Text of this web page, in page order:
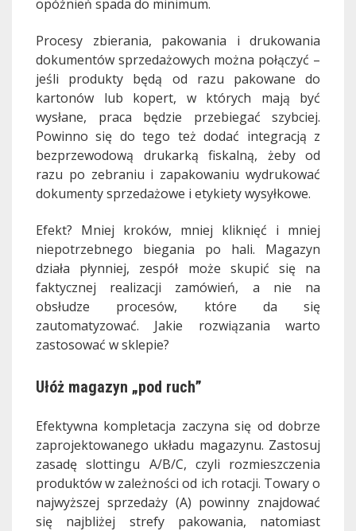
opóźnień spada do minimum.
Procesy zbierania, pakowania i drukowania
dokumentów sprzedażowych można połączyć –
jeśli produkty będą od razu pakowane do
kartonów lub kopert, w których mają być
wysłane, praca będzie przebiegać szybciej.
Powinno się do tego też dodać integracją z
bezprzewodową drukarką fiskalną, żeby od
razu po zebraniu i zapakowaniu wydrukować
dokumenty sprzedażowe i etykiety wysyłkowe.
Efekt? Mniej kroków, mniej kliknięć i mniej
niepotrzebnego biegania po hali. Magazyn
działa płynniej, zespół może skupić się na
faktycznej realizacji zamówień, a nie na
obsłudze procesów, które da się
zautomatyzować. Jakie rozwiązania warto
zastosować w sklepie?
Ułóż magazyn „pod ruch”
Efektywna kompletacja zaczyna się od dobrze
zaprojektowanego układu magazynu. Zastosuj
zasadę slottingu A/B/C, czyli rozmieszczenia
produktów w zależności od ich rotacji. Towary o
najwyższej sprzedaży (A) powinny znajdować
się najbliżej strefy pakowania, natomiast